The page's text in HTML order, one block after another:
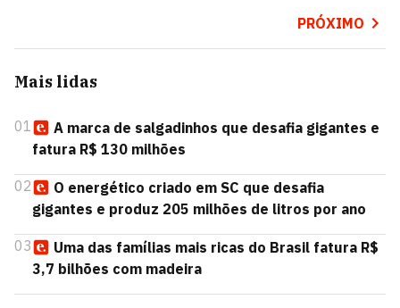
PRÓXIMO
Mais lidas
01
A marca de salgadinhos que desafia gigantes e
fatura R$ 130 milhões
02
O energético criado em SC que desafia
gigantes e produz 205 milhões de litros por ano
03
Uma das famílias mais ricas do Brasil fatura R$
3,7 bilhões com madeira